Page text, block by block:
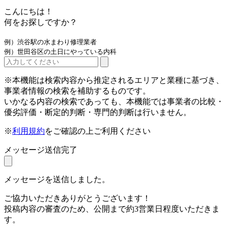
こんにちは！
何をお探しですか？
例）渋谷駅の水まわり修理業者
例）世田谷区の土日にやっている内科
※本機能は検索内容から推定されるエリアと業種に基づき、
事業者情報の検索を補助するものです。
いかなる内容の検索であっても、本機能では事業者の比較・
優劣評価・断定的判断・専門的判断は行いません。
※利用規約をご確認の上ご利用ください
メッセージ送信完了
メッセージを送信しました。
ご協力いただきありがとうございます！
投稿内容の審査のため、公開まで約3営業日程度いただきま
す。